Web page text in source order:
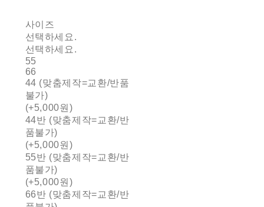
사이즈
선택하세요.
선택하세요.
55
66
44 (맞춤제작=교환/반품
불가)
(+5,000원)
44반 (맞춤제작=교환/반
품불가)
(+5,000원)
55반 (맞춤제작=교환/반
품불가)
(+5,000원)
66반 (맞춤제작=교환/반